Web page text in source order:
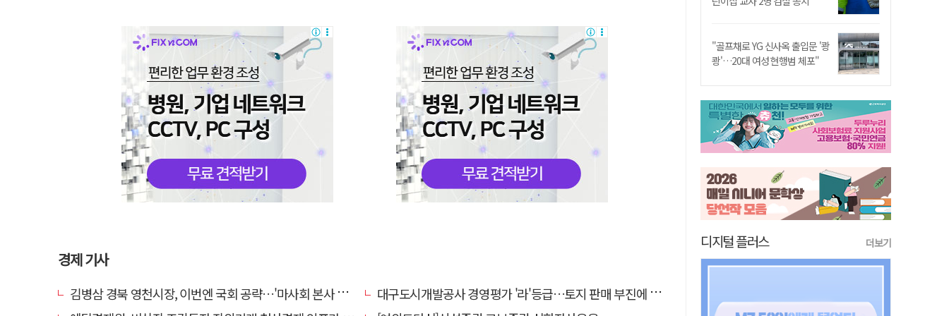
경제 기사
김병삼 경북 영천시장, 이번엔 국회 공략…'마사회 본사 이전·광역교통망 확충' 요청
대구도시개발공사 경영평가 '라'등급…토지 판매 부진에 1년 만에 두 단계 '뚝'
"골프채로 YG 신사옥 출입문 '쾅
쾅'…20대 여성 현행범 체포"
디지털 플러스 더보기